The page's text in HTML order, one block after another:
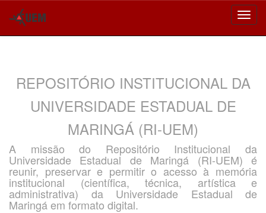
REPOSITÓRIO INSTITUCIONAL DA
UNIVERSIDADE ESTADUAL DE
MARINGÁ (RI-UEM)
A missão do Repositório Institucional da
Universidade Estadual de Maringá (RI-UEM) é
reunir, preservar e permitir o acesso à memória
institucional (científica, técnica, artística e
administrativa) da Universidade Estadual de
Maringá em formato digital.